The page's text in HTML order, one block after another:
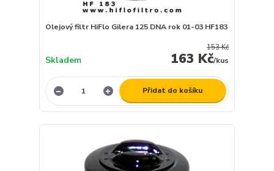
Olejový filtr HiFlo Gilera 125 DNA rok 01-03 HF183
153 Kč
163 Kč/kus
Skladem
Přidat do košíku